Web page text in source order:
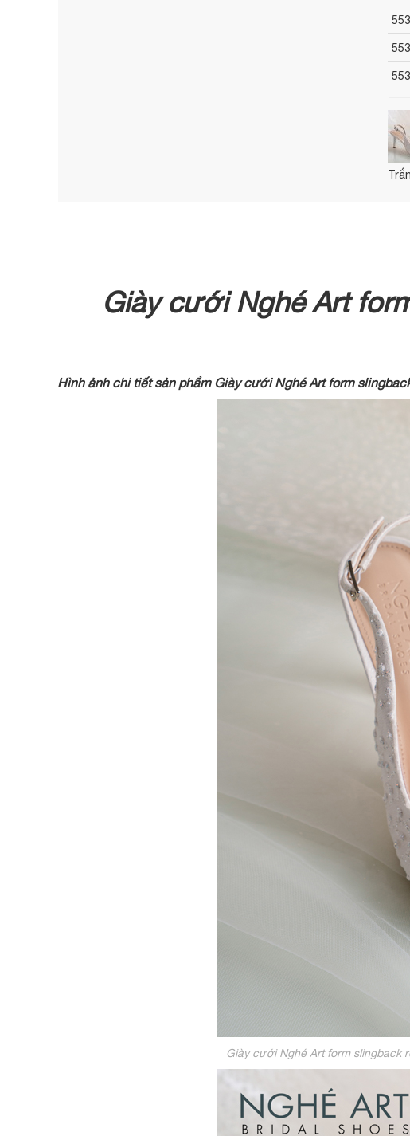
Giày cưới Nghé Art
Hình ảnh chi tiết sản phẩm Giày cưới Nghé Art form
Giày cưới Nghé Art form slingback